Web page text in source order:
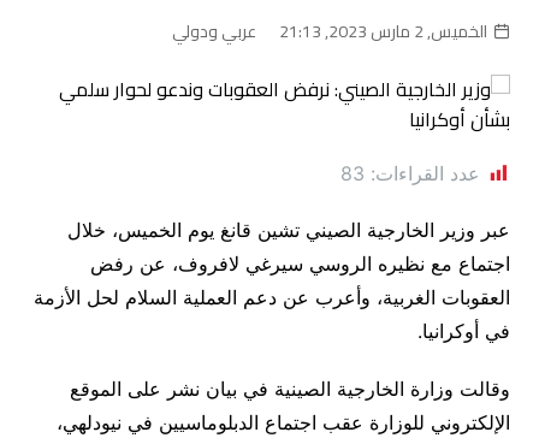
الخميس, 2 مارس 2023, 21:13 عربي ودولي
عدد القراءات: 83
عبر وزير الخارجية الصيني تشين قانغ يوم الخميس، خلال
اجتماع مع نظيره الروسي سيرغي لافروف، عن رفض
العقوبات الغربية، وأعرب عن دعم العملية السلام لحل الأزمة
في أوكرانيا.
وقالت وزارة الخارجية الصينية في بيان نشر على الموقع
الإلكتروني للوزارة عقب اجتماع الدبلوماسيين في نيودلهي،